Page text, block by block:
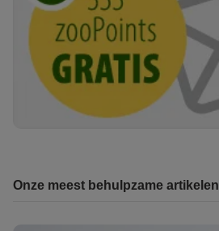
Onze meest behulpzame artikelen